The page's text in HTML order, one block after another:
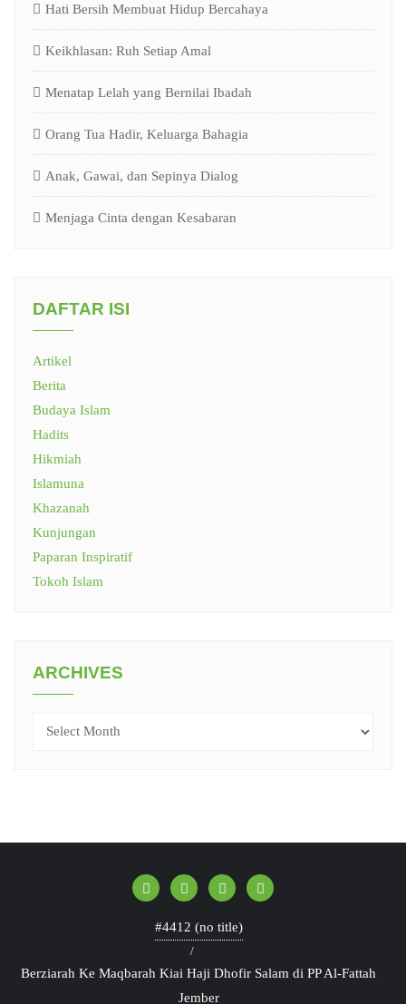
Hati Bersih Membuat Hidup Bercahaya
Keikhlasan: Ruh Setiap Amal
Menatap Lelah yang Bernilai Ibadah
Orang Tua Hadir, Keluarga Bahagia
Anak, Gawai, dan Sepinya Dialog
Menjaga Cinta dengan Kesabaran
DAFTAR ISI
Artikel
Berita
Budaya Islam
Hadits
Hikmiah
Islamuna
Khazanah
Kunjungan
Paparan Inspiratif
Tokoh Islam
ARCHIVES
Archives
#4412 (no title)
Berziarah Ke Maqbarah Kiai Haji Dhofir Salam di PP Al-Fattah
Jember